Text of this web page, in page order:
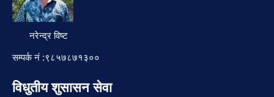
नरेन्द्र विष्ट
सम्पर्क नं :९८५७८७१३००
विधुतीय शुसासन सेवा